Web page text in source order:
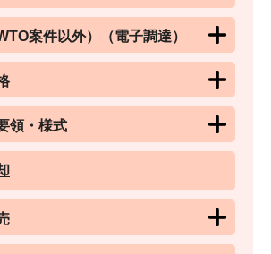
案件以外）（電子調達）
領・様式